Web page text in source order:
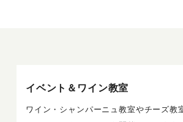
イベント＆ワイン教室
ワイン・シャンパーニュ教室やチーズ教